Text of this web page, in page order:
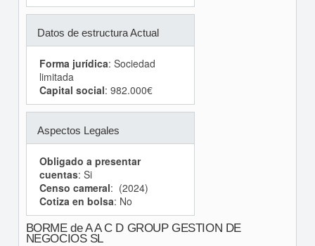
Datos de estructura Actual
Forma jurídica: Sociedad
limitada
Capital social: 982.000€
Aspectos Legales
Obligado a presentar
cuentas: Si
Censo cameral: (2024)
Cotiza en bolsa: No
BORME de A A C D GROUP GESTION DE
NEGOCIOS SL